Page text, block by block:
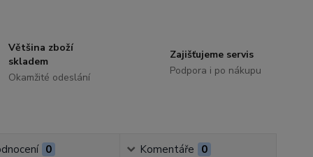
Většina zboží
skladem
Okamžité odeslání
Zajišťujeme servis
Podpora i po nákupu
0 Komentáře 0